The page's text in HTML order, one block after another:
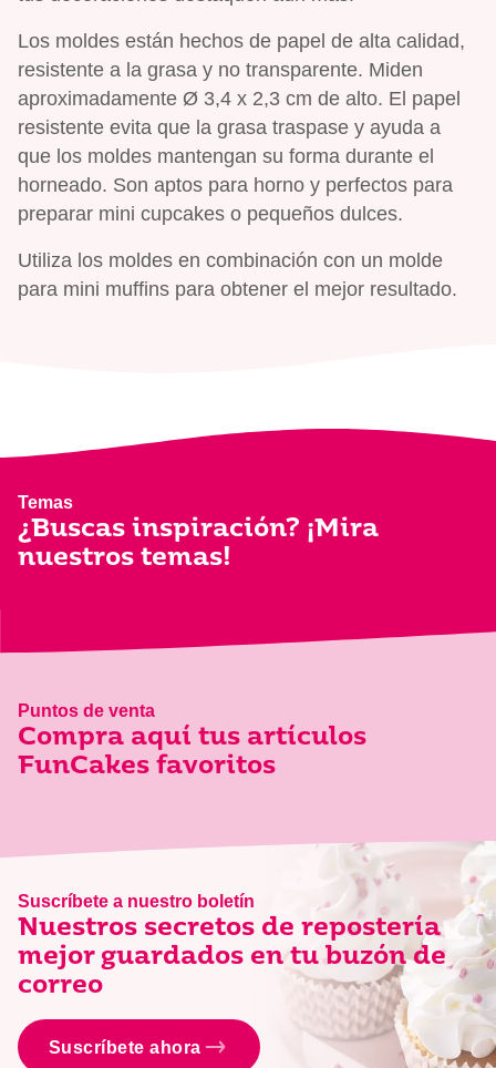
Los moldes están hechos de papel de alta calidad,
resistente a la grasa y no transparente. Miden
aproximadamente Ø 3,4 x 2,3 cm de alto. El papel
resistente evita que la grasa traspase y ayuda a
que los moldes mantengan su forma durante el
horneado. Son aptos para horno y perfectos para
preparar mini cupcakes o pequeños dulces.
Utiliza los moldes en combinación con un molde
para mini muffins para obtener el mejor resultado.
Temas
¿Buscas inspiración? ¡Mira
nuestros temas!
Puntos de venta
Compra aquí tus artículos
FunCakes favoritos
Suscríbete a nuestro boletín
Nuestros secretos de repostería
mejor guardados en tu buzón de
correo
Suscríbete ahora